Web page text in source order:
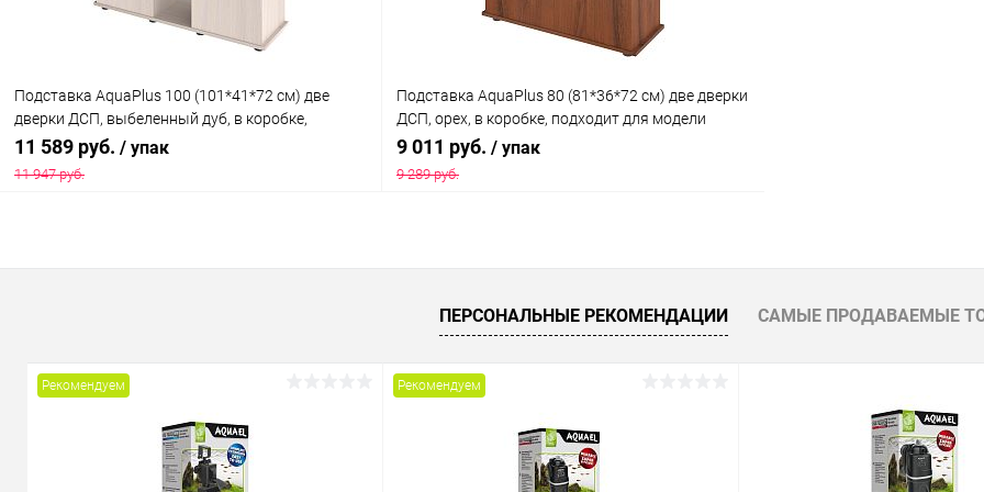
Подставка AquaPlus 100 (101*41*72 см) две
дверки ДСП, выбеленный дуб, в коробке,
подходит для модели аквариума LUX П200
11 589 руб. / упак
11 947 руб.
Подставка AquaPlus 80 (81*36*72 см) две дверки
ДСП, орех, в коробке, подходит для модели
аквариума LUX П120
9 011 руб. / упак
9 289 руб.
Под заказ
ПЕРСОНАЛЬНЫЕ РЕКОМЕНДАЦИИ САМЫЕ ПРОДАВАЕМЫЕ
Рекомендуем Рекомендуем